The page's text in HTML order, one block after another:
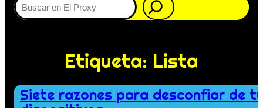
Etiqueta: Lista
Siete razones para desconfiar de